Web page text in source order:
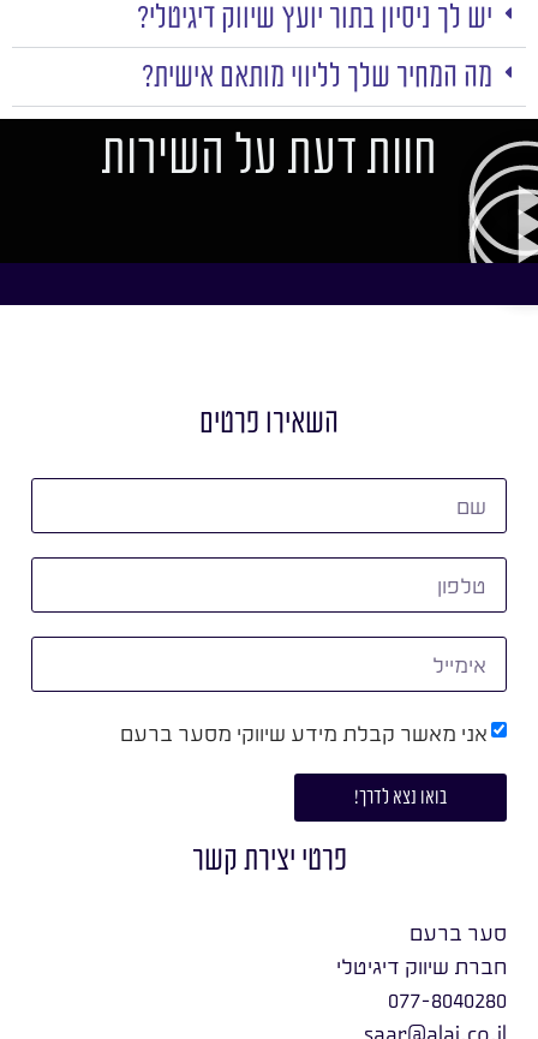
יש לך ניסיון בתור יועץ שיווק דיגיטלי?
מה המחיר שלך לליווי מותאם אישית?
חוות דעת על השירות
השאירו פרטים
אני מאשר קבלת מידע שיווקי מסער ברעם
בואו נצא לדרך!
פרטי יצירת קשר
סער ברעם
חברת שיווק דיגיטלי
077-8040280